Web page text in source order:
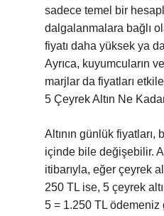
sadece temel bir
dalgalanmalara bağlı
fiyatı daha yüksek ya
Ayrıca, kuyumcuların ve
marjlar da fiyatları
5 Çeyrek Altın Ne
Altının günlük fiyatları,
içinde bile değişebilir.
itibarıyla, eğer çeyrek
250 TL ise, 5 çeyrek
5 = 1.250 TL ödemeniz